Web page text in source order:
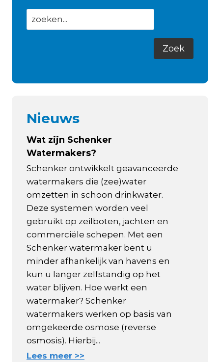
Nieuws
Wat zijn Schenker
Watermakers?
Schenker ontwikkelt geavanceerde
watermakers die (zee)water
omzetten in schoon drinkwater.
Deze systemen worden veel
gebruikt op zeilboten, jachten en
commerciële schepen. Met een
Schenker watermaker bent u
minder afhankelijk van havens en
kun u langer zelfstandig op het
water blijven. Hoe werkt een
watermaker? Schenker
watermakers werken op basis van
omgekeerde osmose (reverse
osmosis). Hierbij...
Lees meer >>